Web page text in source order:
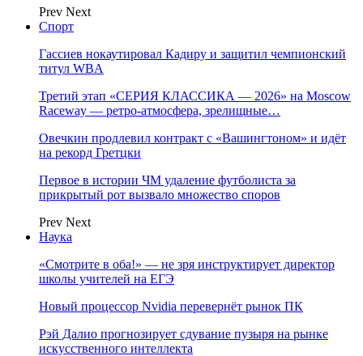
Prev Next
Спорт
Гассиев нокаутировал Кадиру и защитил чемпионский
титул WBA
Третий этап «СЕРИЯ КЛАССИКА — 2026» на Moscow
Raceway — ретро‑атмосфера, зрелищные…
Овечкин продлевил контракт с «Вашингтоном» и идёт
на рекорд Гретцки
Первое в истории ЧМ удаление футболиста за
прикрытый рот вызвало множество споров
Prev Next
Наука
«Смотрите в оба!» — не зря инструктирует директор
школы учителей на ЕГЭ
Новый процессор Nvidia перевернёт рынок ПК
Рэй Далио прогнозирует сдувание пузыря на рынке
искусственного интеллекта